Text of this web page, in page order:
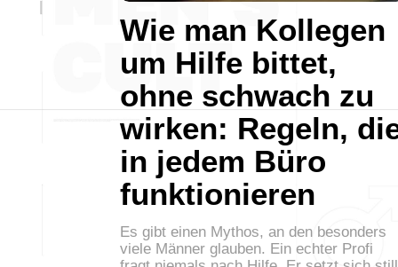
Wie man Kollegen
um Hilfe bittet,
ohne schwach zu
wirken: Regeln,
in jedem Büro
funktionieren
Es gibt einen Mythos, an den besonders
viele Männer glauben. Ein echter Profi